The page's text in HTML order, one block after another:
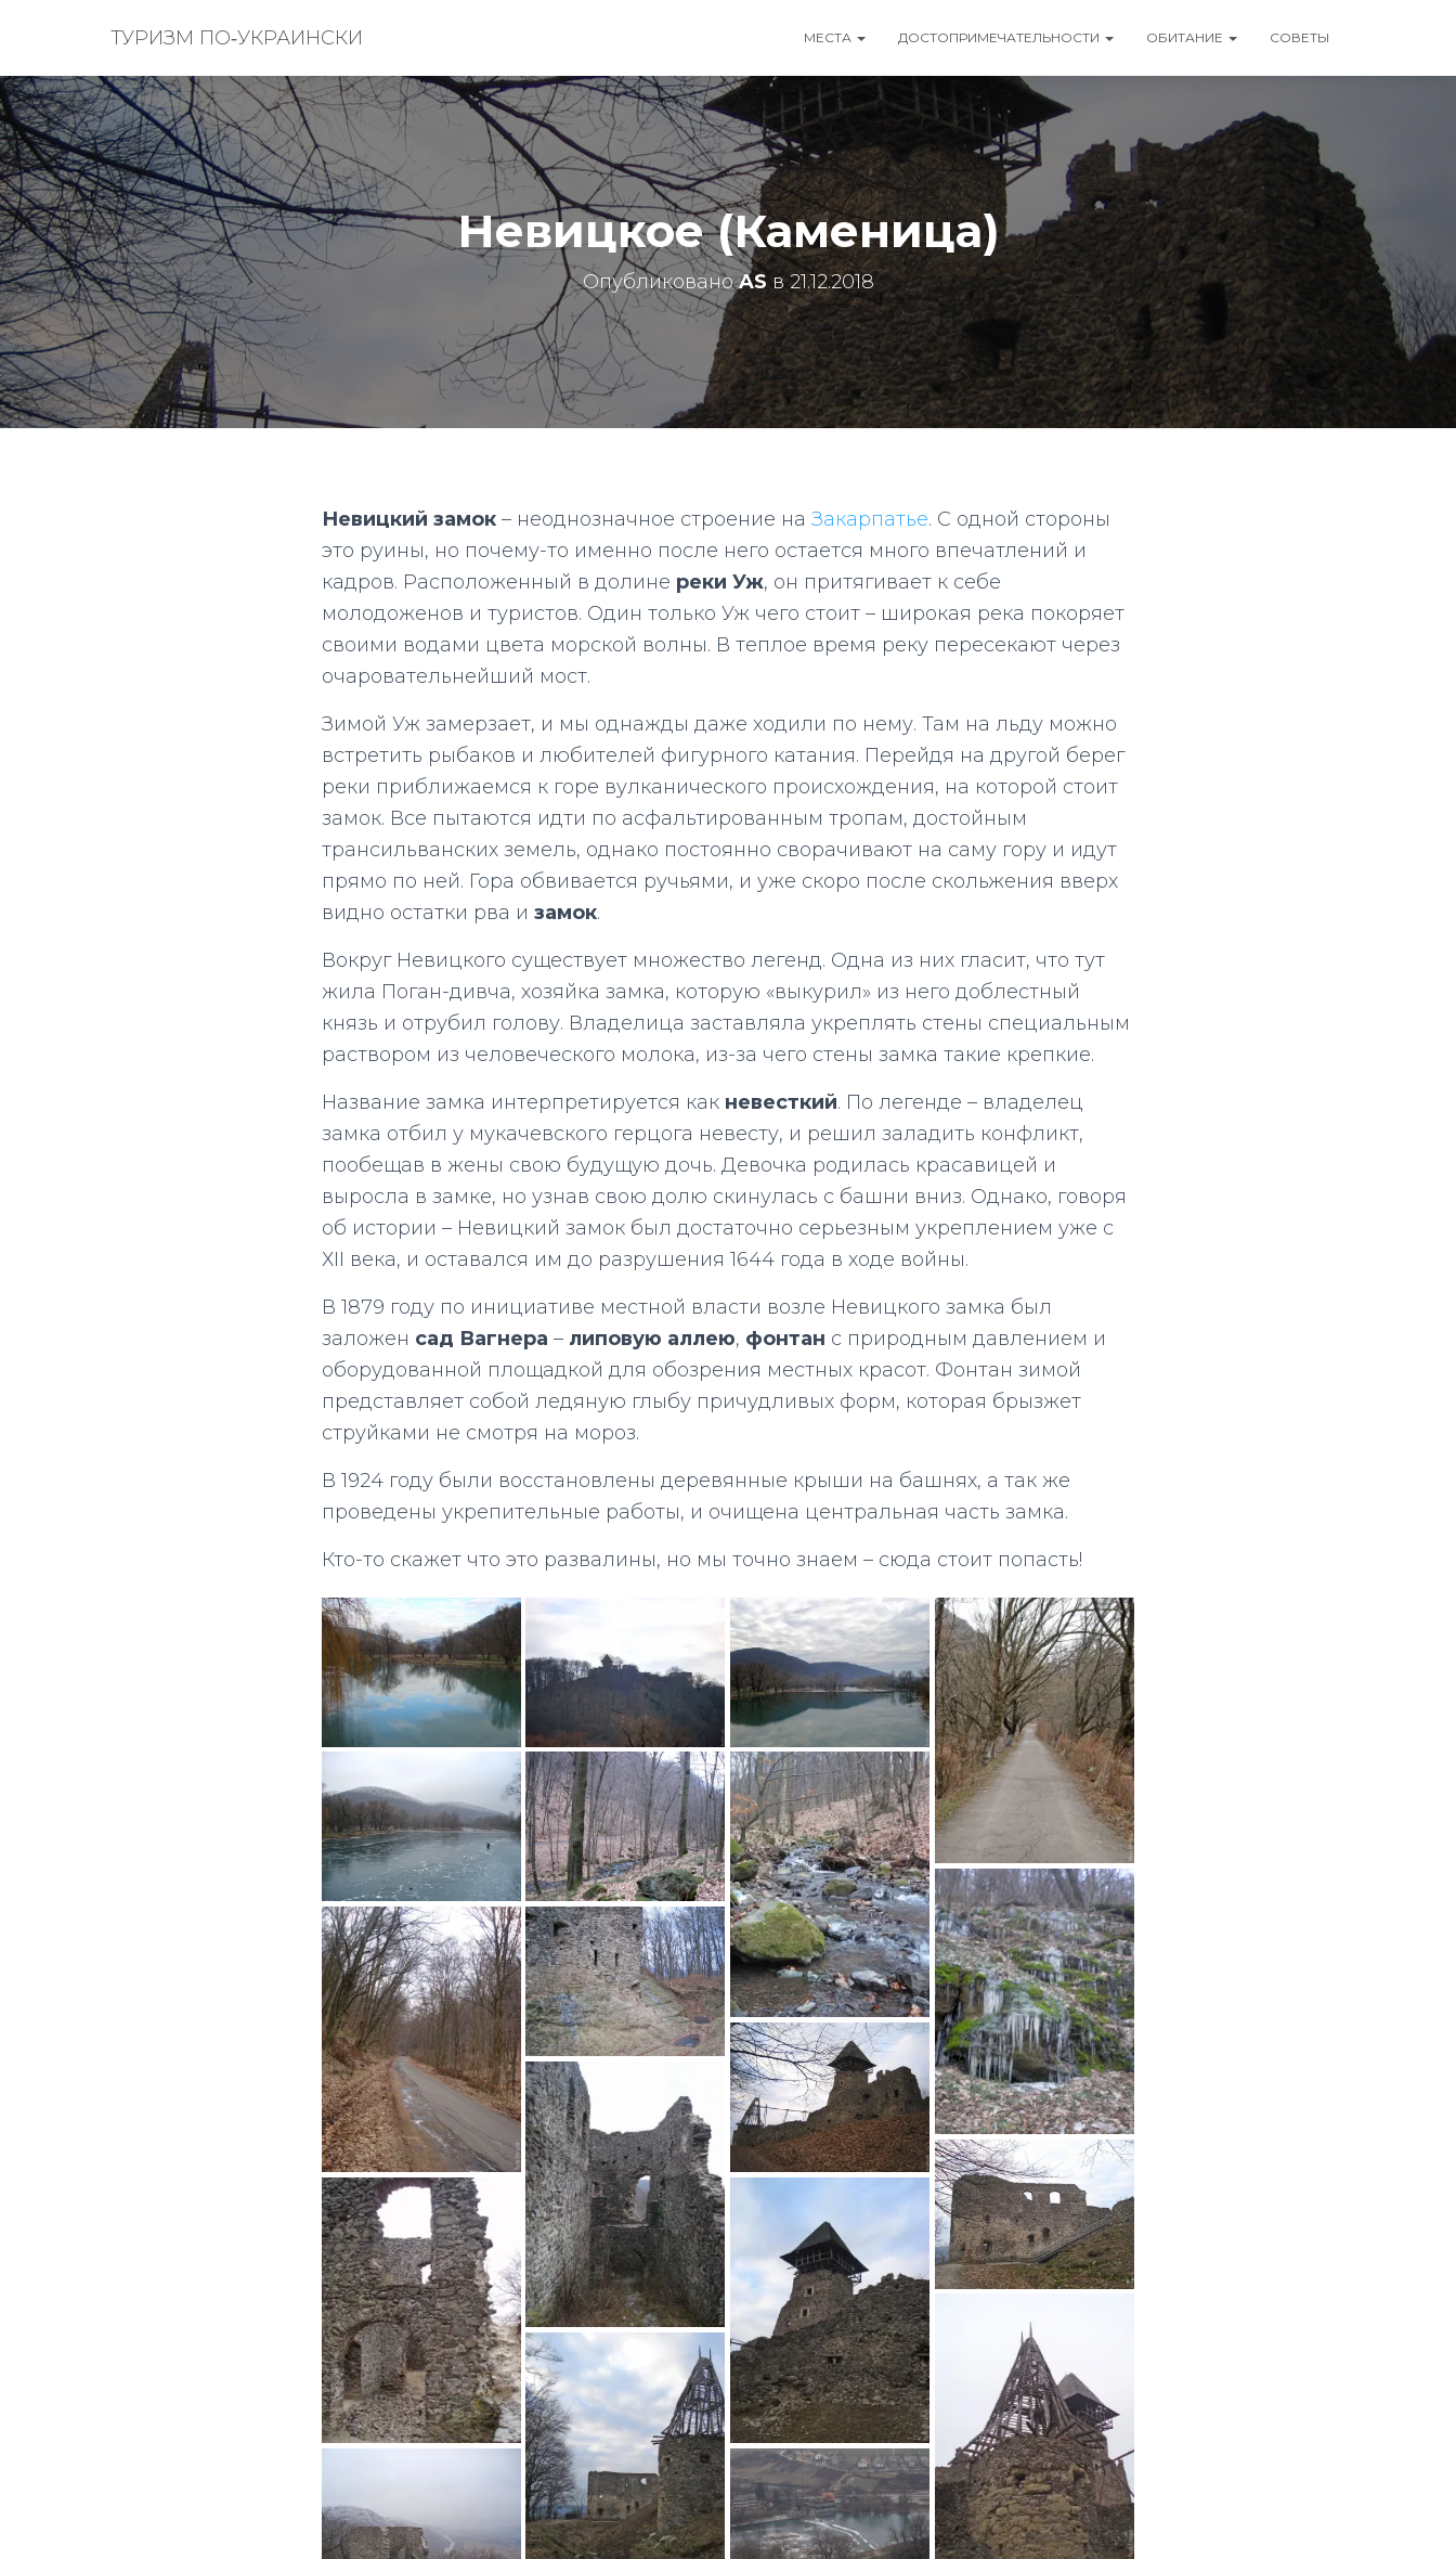
ТУРИЗМ ПО‑УКРАИНСКИ МЕСТА ДОСТОПРИМЕЧАТЕЛЬНОСТИ ОБИТАНИЕ СОВЕТЫ
Невицкое (Каменица)
ОпубликованоASв21.12.2018
Невицкий замок – неоднозначное строение на Закарпатье. С одной стороны
это руины, но почему-то именно после него остается много впечатлений и
кадров. Расположенный в долине реки Уж, он притягивает к себе
молодоженов и туристов. Один только Уж чего стоит – широкая река покоряет
своими водами цвета морской волны. В теплое время реку пересекают через
очаровательнейший мост.
Зимой Уж замерзает, и мы однажды даже ходили по нему. Там на льду можно
встретить рыбаков и любителей фигурного катания. Перейдя на другой берег
реки приближаемся к горе вулканического происхождения, на которой стоит
замок. Все пытаются идти по асфальтированным тропам, достойным
трансильванских земель, однако постоянно сворачивают на саму гору и идут
прямо по ней. Гора обвивается ручьями, и уже скоро после скольжения вверх
видно остатки рва и замок.
Вокруг Невицкого существует множество легенд. Одна из них гласит, что тут
жила Поган-дивча, хозяйка замка, которую «выкурил» из него доблестный
князь и отрубил голову. Владелица заставляла укреплять стены специальным
раствором из человеческого молока, из-за чего стены замка такие крепкие.
Название замка интерпретируется как невесткий. По легенде – владелец
замка отбил у мукачевского герцога невесту, и решил заладить конфликт,
пообещав в жены свою будущую дочь. Девочка родилась красавицей и
выросла в замке, но узнав свою долю скинулась с башни вниз. Однако, говоря
об истории – Невицкий замок был достаточно серьезным укреплением уже с
ХII века, и оставался им до разрушения 1644 года в ходе войны.
В 1879 году по инициативе местной власти возле Невицкого замка был
заложен сад Вагнера – липовую аллею, фонтан с природным давлением и
оборудованной площадкой для обозрения местных красот. Фонтан зимой
представляет собой ледяную глыбу причудливых форм, которая брызжет
струйками не смотря на мороз.
В 1924 году были восстановлены деревянные крыши на башнях, а так же
проведены укрепительные работы, и очищена центральная часть замка.
Кто-то скажет что это развалины, но мы точно знаем – сюда стоит попасть!